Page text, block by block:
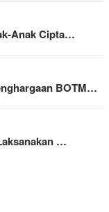
Anak Cipta…
BOTM…
…